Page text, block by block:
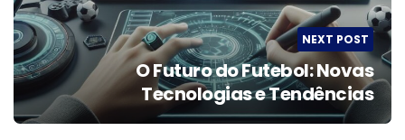
NEXT POST
O Futuro do Futebol: Novas
Tecnologias e Tendências